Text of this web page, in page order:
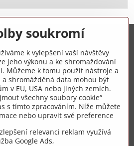
soukromí
k vylepšení vaší návštěvy
jeho výkonu a ke shromažďování
Můžeme k tomu použít nástroje a
shromážděná data mohou být
v EU, USA nebo jiných zemích.
všechny soubory cookie“
s tímto zpracováním. Níže můžete
nebo upravit své preference
relevanci reklam využívá
Google Ads,